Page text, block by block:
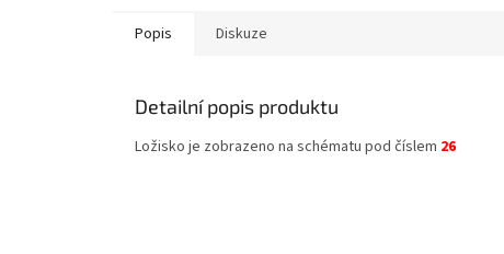
Popis Diskuze
Detailní popis produktu
Ložisko je zobrazeno na schématu pod číslem 26